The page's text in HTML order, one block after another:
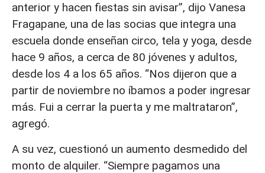
anterior y hacen fiestas sin avisar”, dijo Vanesa
Fragapane, una de las socias que integra una
escuela donde enseñan circo, tela y yoga, desde
hace 9 años, a cerca de 80 jóvenes y adultos,
desde los 4 a los 65 años. “Nos dijeron que a
partir de noviembre no íbamos a poder ingresar
más. Fui a cerrar la puerta y me maltrataron”,
agregó.
A su vez, cuestionó un aumento desmedido del
monto de alquiler. “Siempre pagamos una